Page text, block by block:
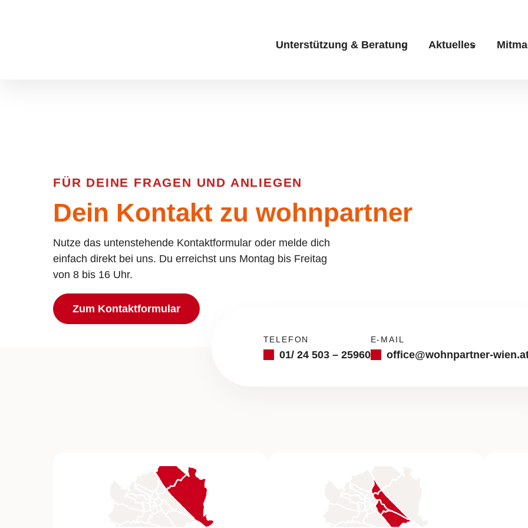
Unterstützung & Beratung
Submenu for
Aktuelles
Submenu
FÜR DEINE FRAGEN UND ANLIEGEN
Dein Kontakt zu wohnpartner
Nutze das untenstehende Kontaktformular oder melde dich
einfach direkt bei uns. Du erreichst uns Montag bis Freitag
von 8 bis 16 Uhr.
Zum Kontaktformular
TELEFON
01/ 24 503 – 25960
E-MAIL
office@wohnpartner-